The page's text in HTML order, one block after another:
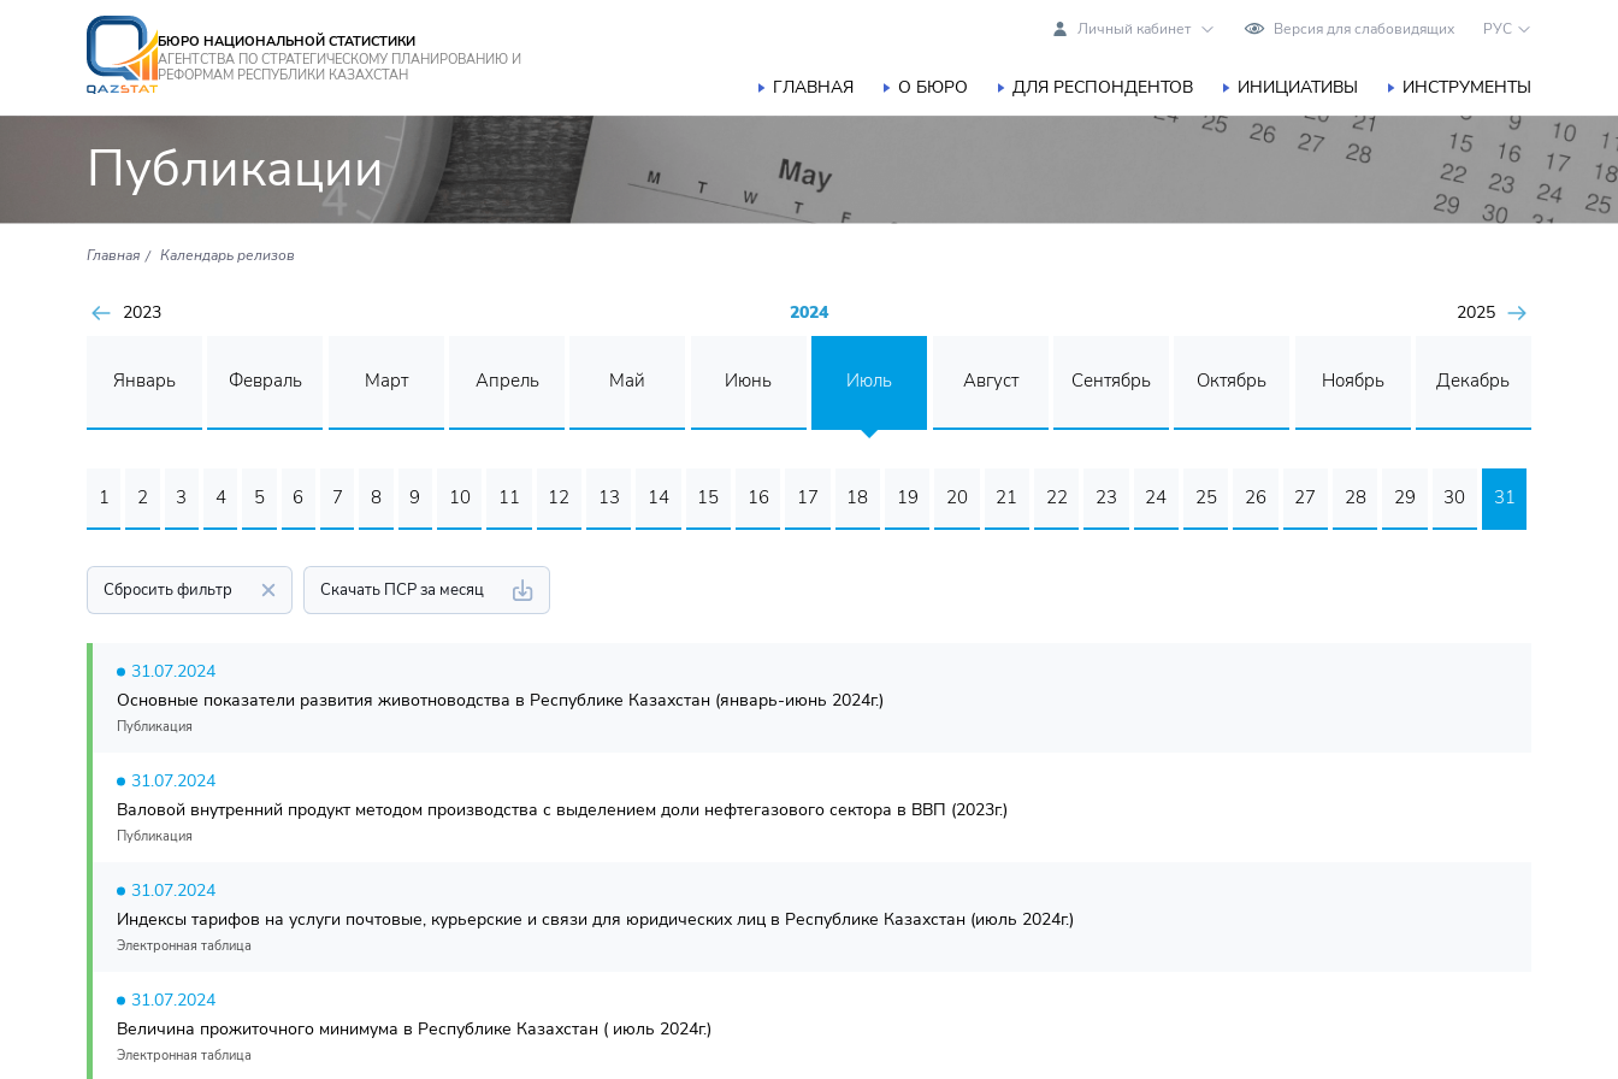
БЮРО НАЦИОНАЛЬНОЙ СТАТИСТИКИ
АГЕНТСТВА ПО СТРАТЕГИЧЕСКОМУ ПЛАНИРОВАНИЮ И
РЕФОРМАМ РЕСПУБЛИКИ КАЗАХСТАН
Личный кабинет Версия для слабовидящих РУС
ГЛАВНАЯ О БЮРО ДЛЯ РЕСПОНДЕНТОВ ИНИЦИАТИВЫ ИНСТРУМЕНТЫ
Публикации
Главная Календарь релизов
2023 2024 2025
Январь Февраль Март Апрель Май Июнь Июль Август Сентябрь Октябрь Ноябрь Декабрь
1 2 3 4 5 6 7 8 9 10 11 12 13 14 15 16 17 18 19 20 21 22 23 24 25 26 27 28 29 30 31
Сбросить фильтр Скачать ПСР за месяц
31.07.2024
Основные показатели развития животноводства в Республике Казахстан (январь-июнь 2024г.)
Публикация
31.07.2024
Валовой внутренний продукт методом производства с выделением доли нефтегазового сектора в ВВП (2023г.)
Публикация
31.07.2024
Индексы тарифов на услуги почтовые, курьерские и связи для юридических лиц в Республике Казахстан (июль 2024г.)
Электронная таблица
31.07.2024
Величина прожиточного минимума в Республике Казахстан ( июль 2024г.)
Электронная таблица